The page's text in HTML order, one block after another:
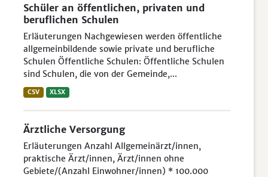
Schüler an öffentlichen, privaten und
beruflichen Schulen
Erläuterungen Nachgewiesen werden öffentliche
allgemeinbildende sowie private und berufliche
Schulen Öffentliche Schulen: Öffentliche Schulen
sind Schulen, die von der Gemeinde,...
CSV XLSX
Ärztliche Versorgung
Erläuterungen Anzahl Allgemeinärzt/innen,
praktische Ärzt/innen, Ärzt/innen ohne
Gebiete/(Anzahl Einwohner/innen) * 100.000